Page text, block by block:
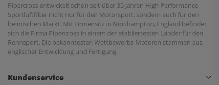
Pipercross entwickelt schon seit über 35 Jahren High Performance
Sportluftfilter nicht nur für den Motorsport, sondern auch für den
heimischen Markt. Mit Firmensitz in Northampton, England befindet
sich die Firma Pipercross in einem der etabliertesten Länder für den
Rennsport. Die bekanntesten Wettbewerbs-Motoren stammen aus
englischer Entwicklung und Fertigung.
Kundenservice